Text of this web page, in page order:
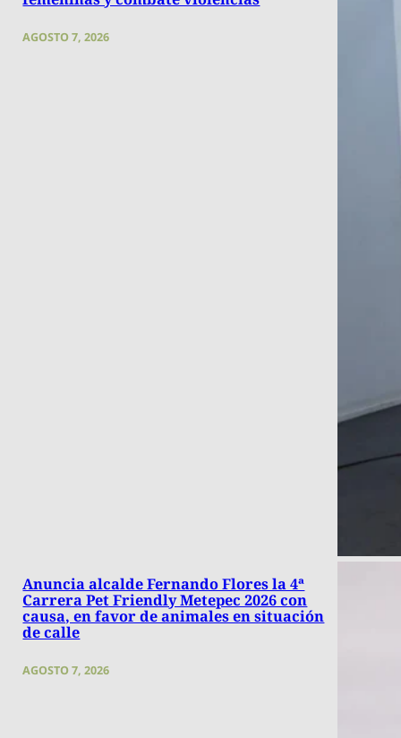
AGOSTO 7, 2026
Anuncia alcalde Fernando Flores la 4ª
Carrera Pet Friendly Metepec 2026 con
causa, en favor de animales en situación
de calle
AGOSTO 7, 2026